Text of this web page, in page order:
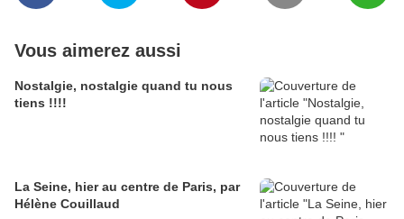
Vous aimerez aussi
Nostalgie, nostalgie quand tu nous
tiens !!!!
La Seine, hier au centre de Paris, par
Hélène Couillaud